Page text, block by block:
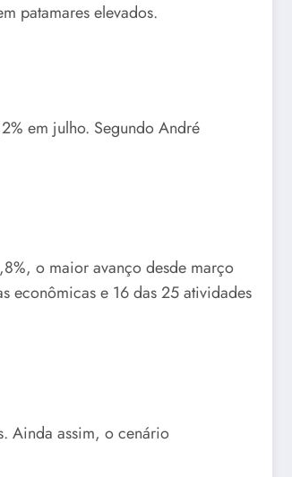
patamares elevados.
em julho. Segundo André
o maior avanço desde março
econômicas e 16 das 25 atividades
Ainda assim, o cenário